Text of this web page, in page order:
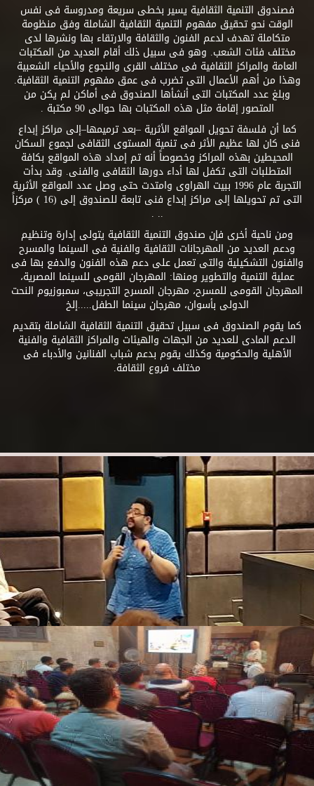
فصندوق التنمية الثقافية يسير بخطى سريعة ومدروسة فى نفس
الوقت نحو تحقيق مفهوم التنمية الثقافية الشاملة وفق منظومة
متكاملة تهدف لدعم الفنون والثقافة والارتقاء بها ونشرها لدى
مختلف فئات الشعب. وهو فى سبيل ذلك أقام العديد من المكتبات
العامة والمراكز الثقافية فى مختلف القرى والنجوع والأحياء الشعبية
وهذا من أهم الأعمال التى تضرب فى عمق مفهوم التنمية الثقافية.
وبلغ عدد المكتبات التى أنشأها الصندوق فى أماكن لم يكن من
المتصور إقامة مثل هذه المكتبات بها حوالى 90 مكتبة .
كما أن فلسفة تحويل المواقع الأثرية –بعد ترميمها–إلى مراكز إبداع
فنى كان لها عظيم الأثر فى تنمية المستوى الثقافى لجموع السكان
المحيطين بهذه المراكز وخصوصاً أنه تم إمداد هذه المواقع بكافة
المتطلبات التى تكفل لها أداء دورها الثقافى والفنى. وقد بدأت
التجربة عام 1996 ببيت الهراوى وامتدت حتى وصل عدد المواقع الأثرية
التى تم تحويلها إلى مراكز إبداع فنى تابعة للصندوق إلى (16 ) مركزاً
.. .
ومن ناحية أخرى فإن صندوق التنمية الثقافية يتولى إدارة وتنظيم
ودعم العديد من المهرجانات الثقافية والفنية فى السينما والمسرح
والفنون التشكيلية والتى تعمل على دعم هذه الفنون والدفع بها فى
عملية التنمية والتطوير ومنها: المهرجان القومى للسينما المصرية،
المهرجان القومى للمسرح، مهرجان المسرح التجريبى، سمبوزيوم النحت
الدولى بأسوان، مهرجان سينما الطفل.....إلخ
كما يقوم الصندوق فى سبيل تحقيق التنمية الثقافية الشاملة بتقديم
الدعم المادى للعديد من الجهات والهيئات والمراكز الثقافية والفنية
الأهلية والحكومية وكذلك يقوم بدعم شباب الفنانين والأدباء فى
مختلف فروع الثقافة.